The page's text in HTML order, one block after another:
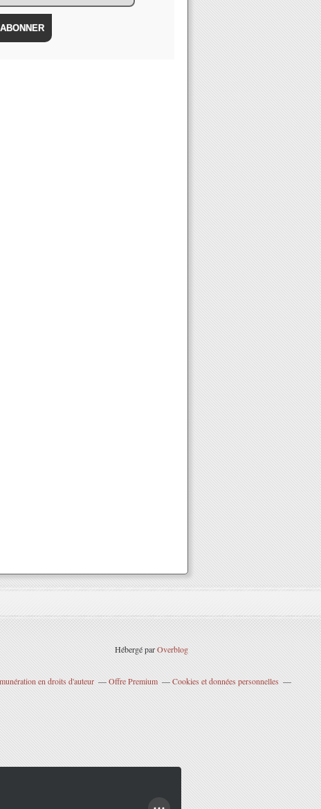
Hébergé parOverblog
en droits d'auteur Offre Premium
Cookies et données personnelles